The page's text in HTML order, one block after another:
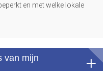
en met welke lokale
van mijn